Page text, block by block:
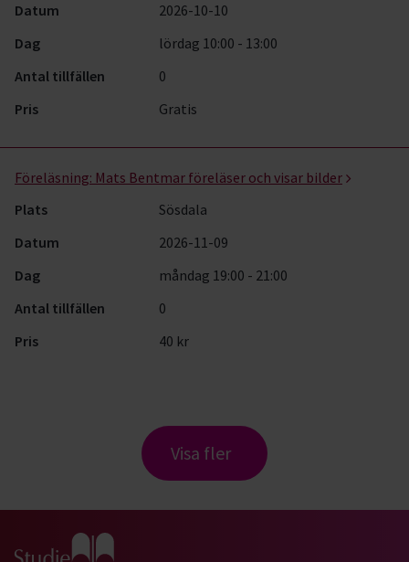
Datum
2026-10-10
Dag
lördag 10:00 - 13:00
Antal tillfällen
0
Pris
Gratis
Föreläsning: Mats Bentmar föreläser och visar bilder
Plats
Sösdala
Datum
2026-11-09
Dag
måndag 19:00 - 21:00
Antal tillfällen
0
Pris
40 kr
Visa fler
Gå till studiefrämjandets startsida